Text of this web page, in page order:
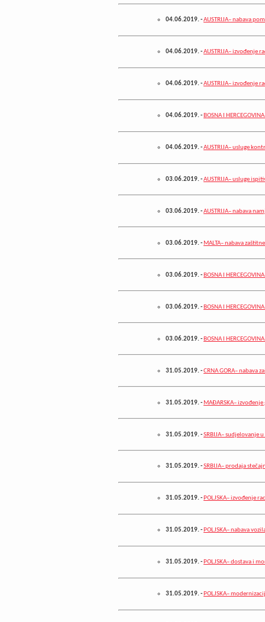
04.06.2019.-AUSTRIJA– nabava
04.06.2019.-AUSTRIJA– izvođenje
04.06.2019.-AUSTRIJA– izvođenje
04.06.2019.- BOSNA I
04.06.2019.-AUSTRIJA– usluge
03.06.2019.-AUSTRIJA– usluge
03.06.2019.-AUSTRIJA– nabava
03.06.2019.- MALTA– nabava
03.06.2019.- BOSNA I
03.06.2019.- BOSNA I
03.06.2019.- BOSNA I
31.05.2019.-CRNA GORA– nabava
31.05.2019.- MAĐARSKA–
31.05.2019.-SRBIJA– sudjelovanje
31.05.2019.-SRBIJA– prodaja
31.05.2019.-POLJSKA– izvođenje
31.05.2019.-POLJSKA– nabava
31.05.2019.-POLJSKA– dostava i
31.05.2019.- POLJSKA–